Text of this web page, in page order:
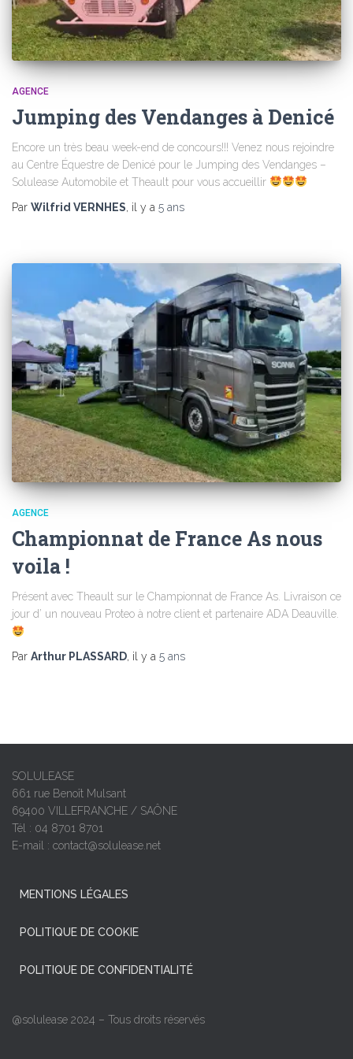
AGENCE
Jumping des Vendanges à Denicé
Encore un très beau week-end de concours!!! Venez nous rejoindre
au Centre Équestre de Denicé pour le Jumping des Vendanges –
Solulease Automobile et Theault pour vous accueillir
Par Wilfrid VERNHES, il y a 5 ans
AGENCE
Championnat de France As nous
voila !
Présent avec Theault sur le Championnat de France As. Livraison ce
jour d’ un nouveau Proteo à notre client et partenaire ADA Deauville.
Par Arthur PLASSARD, il y a 5 ans
SOLULEASE
661 rue Benoît Mulsant
69400 VILLEFRANCHE / SAÔNE
Tél : 04 8701 8701
E-mail : contact@solulease.net
MENTIONS LÉGALES
POLITIQUE DE COOKIE
POLITIQUE DE CONFIDENTIALITÉ
@solulease 2024 – Tous droits réservés